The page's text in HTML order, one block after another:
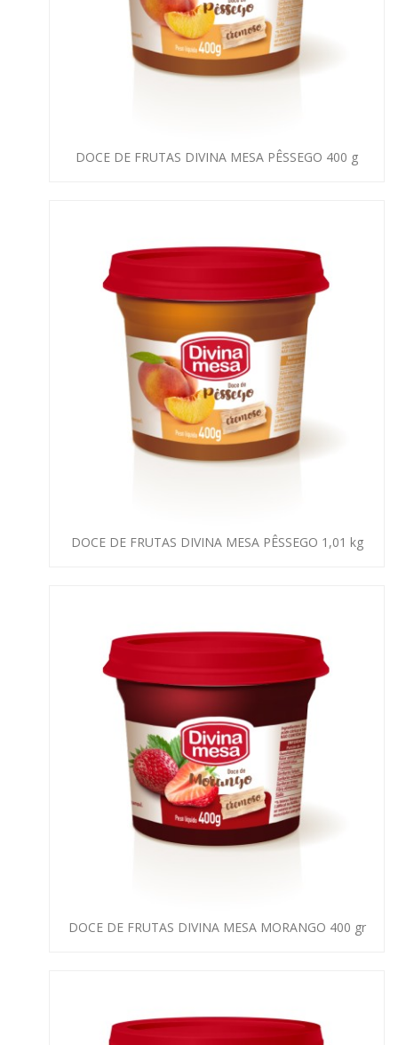
DOCE DE FRUTAS DIVINA MESA PÊSSEGO 400 g
DOCE DE FRUTAS DIVINA MESA PÊSSEGO 1,01 kg
DOCE DE FRUTAS DIVINA MESA MORANGO 400 gr